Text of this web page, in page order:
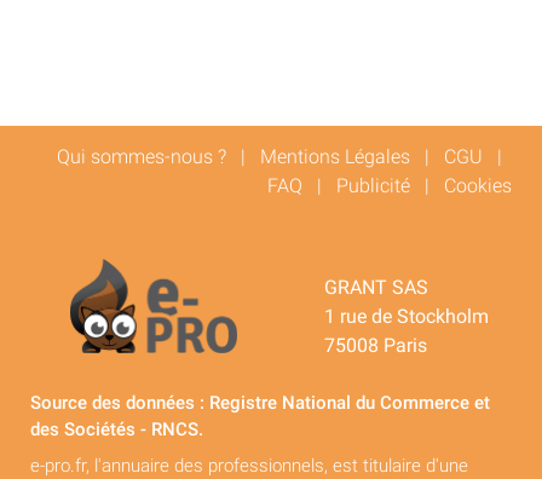
Qui sommes-nous ? | Mentions Légales | CGU |
FAQ | Publicité | Cookies
GRANT SAS
1 rue de Stockholm
75008 Paris
Source des données : Registre National du Commerce et
des Sociétés - RNCS.
e-pro.fr, l'annuaire des professionnels, est titulaire d'une